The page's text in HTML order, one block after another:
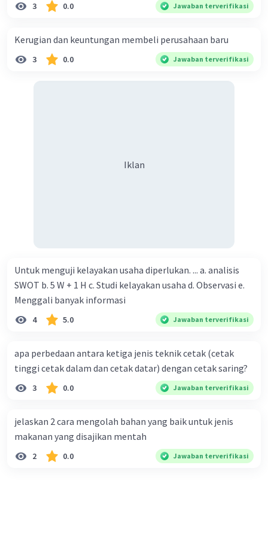
3 0.0 Jawaban terverifikasi
Kerugian dan keuntungan membeli perusahaan baru
3 0.0 Jawaban terverifikasi
Iklan
Untuk menguji kelayakan usaha diperlukan. ... a. analisis
SWOT b. 5 W + 1 H c. Studi kelayakan usaha d. Observasi e.
Menggali banyak informasi
4 5.0 Jawaban terverifikasi
apa perbedaan antara ketiga jenis teknik cetak (cetak
tinggi cetak dalam dan cetak datar) dengan cetak saring?
3 0.0 Jawaban terverifikasi
jelaskan 2 cara mengolah bahan yang baik untuk jenis
makanan yang disajikan mentah
2 0.0 Jawaban terverifikasi